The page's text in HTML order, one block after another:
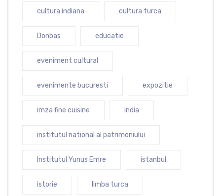
cultura indiana cultura turca
Donbas educatie
eveniment cultural
evenimente bucuresti expozitie
imza fine cuisine india
institutul national al patrimoniului
Institutul Yunus Emre istanbul
istorie limba turca